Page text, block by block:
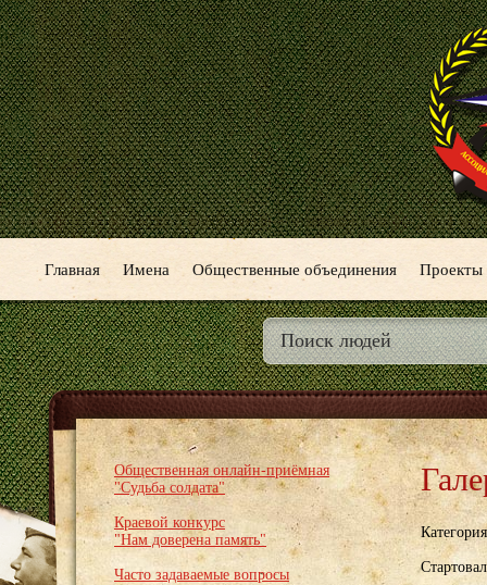
Главная Имена Общественные объединения Проекты
Общественная онлайн-приёмная
"Судьба солдата"
Краевой конкурс
"Нам доверена память"
Часто задаваемые вопросы